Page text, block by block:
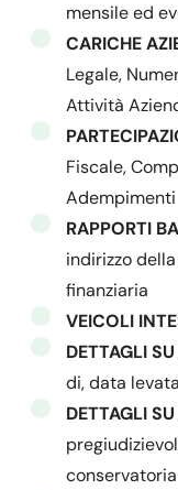
mensile ed
CARICHE
Legale,
Attività
Fiscale,
Adempimenti
RAPPORTI
indirizzo
finanziaria
VEICOLI
DETTAGLI
di, data
DETTAGLI